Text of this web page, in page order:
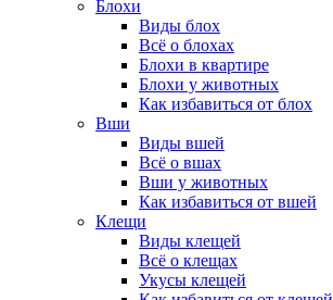
Блохи
Виды блох
Всё о блохах
Блохи в квартире
Блохи у животных
Как избавиться от блох
Вши
Виды вшей
Всё о вшах
Вши у животных
Как избавиться от вшей
Клещи
Виды клещей
Всё о клещах
Укусы клещей